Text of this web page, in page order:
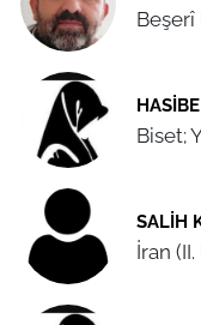
Beşerî
Biset;
SALIH
İran